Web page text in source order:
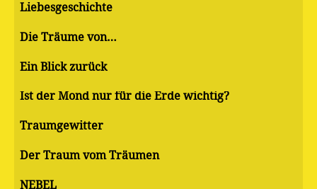
Liebesgeschichte
Die Träume von…
Ein Blick zurück
Ist der Mond nur für die Erde wichtig?
Traumgewitter
Der Traum vom Träumen
NEBEL